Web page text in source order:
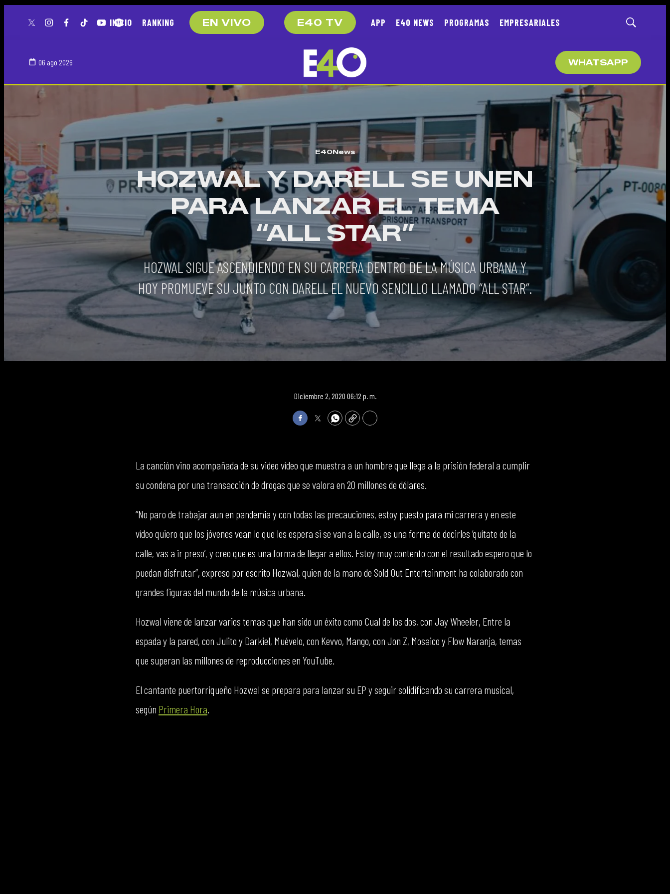
twitterinstagramfacebooktiktokyoutubespotify
INICIO RANKING EN VIVO E40 TV APP E40 NEWS PROGRAMAS EMPRESARIALES
Mostrar
06 ago 2026 WHATSAPP
E40News
HOZWAL Y DARELL SE UNEN
PARA LANZAR EL TEMA
“ALL STAR”
HOZWAL SIGUE ASCENDIENDO EN SU CARRERA DENTRO DE LA MÚSICA URBANA Y
HOY PROMUEVE SU JUNTO CON DARELL EL NUEVO SENCILLO LLAMADO “ALL STAR”.
Diciembre 2, 2020 06:12 p. m.
FacebookTwitterWhatsApp
Copy Print
La canción vino acompañada de su video vídeo que muestra a un hombre que llega a la prisión federal a cumplir
su condena por una transacción de drogas que se valora en 20 millones de dólares.
“No paro de trabajar aun en pandemia y con todas las precauciones, estoy puesto para mi carrera y en este
vídeo quiero que los jóvenes vean lo que les espera si se van a la calle, es una forma de decirles ‘quítate de la
calle, vas a ir preso’, y creo que es una forma de llegar a ellos. Estoy muy contento con el resultado espero que lo
puedan disfrutar”, expreso por escrito Hozwal, quien de la mano de Sold Out Entertainment ha colaborado con
grandes figuras del mundo de la música urbana.
Hozwal viene de lanzar varios temas que han sido un éxito como Cual de los dos, con Jay Wheeler, Entre la
espada y la pared, con Julito y Darkiel, Muévelo, con Kevvo, Mango, con Jon Z, Mosaico y Flow Naranja, temas
que superan las millones de reproducciones en YouTube.
El cantante puertorriqueño Hozwal se prepara para lanzar su EP y seguir solidificando su carrera musical,
según Primera Hora.